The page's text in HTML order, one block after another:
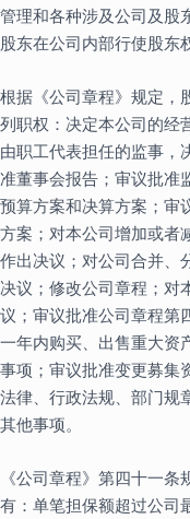
管理和各种涉及公司及股
股东在公司内部行使股东
根据《公司章程》规定，
列职权：决定本公司的经
由职工代表担任的监事，
准董事会报告；审议批准
预算方案和决算方案；审
方案；对本公司增加或者
作出决议；对公司合并、
决议；修改公司章程；对
议；审议批准公司章程第
一年内购买、出售重大资
事项；审议批准变更募集
法律、行政法规、部门规
其他事项。
《公司章程》第四十一
有：单笔担保额超过公司